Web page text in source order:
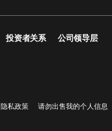
投资者关系 公司领导层
隐私政策 请勿出售我的个人信息